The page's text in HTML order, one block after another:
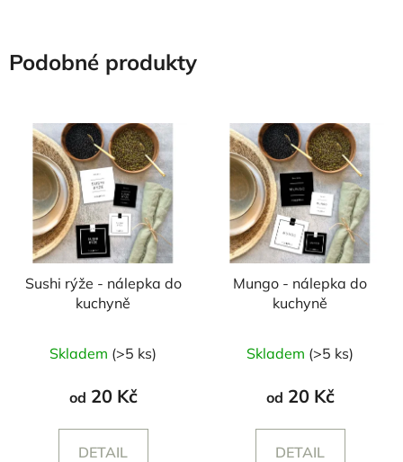
Podobné produkty
Sushi rýže - nálepka do
kuchyně
Skladem (>5 ks)
od 20 Kč
DETAIL
Mungo - nálepka do
kuchyně
Skladem (>5 ks)
od 20 Kč
DETAIL